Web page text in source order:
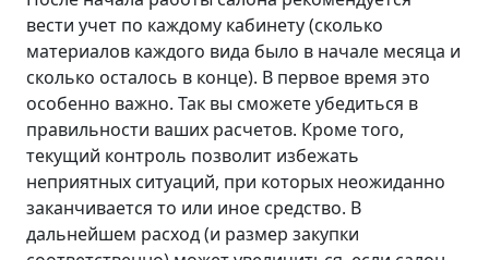
вести учет по каждому кабинету (сколько
материалов каждого вида было в начале месяца и
сколько осталось в конце). В первое время это
особенно важно. Так вы сможете убедиться в
правильности ваших расчетов. Кроме того,
текущий контроль позволит избежать
неприятных ситуаций, при которых неожиданно
заканчивается то или иное средство. В
дальнейшем расход (и размер закупки